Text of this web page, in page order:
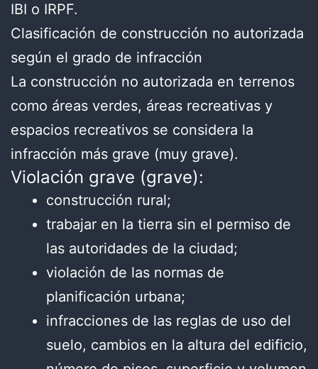
IBI o IRPF.
Clasificación de construcción no autorizada
según el grado de infracción
La construcción no autorizada en terrenos
como áreas verdes, áreas recreativas y
espacios recreativos se considera la
infracción más grave (muy grave).
Violación grave (grave):
construcción rural;
trabajar en la tierra sin el permiso de
las autoridades de la ciudad;
violación de las normas de
planificación urbana;
infracciones de las reglas de uso del
suelo, cambios en la altura del edificio,